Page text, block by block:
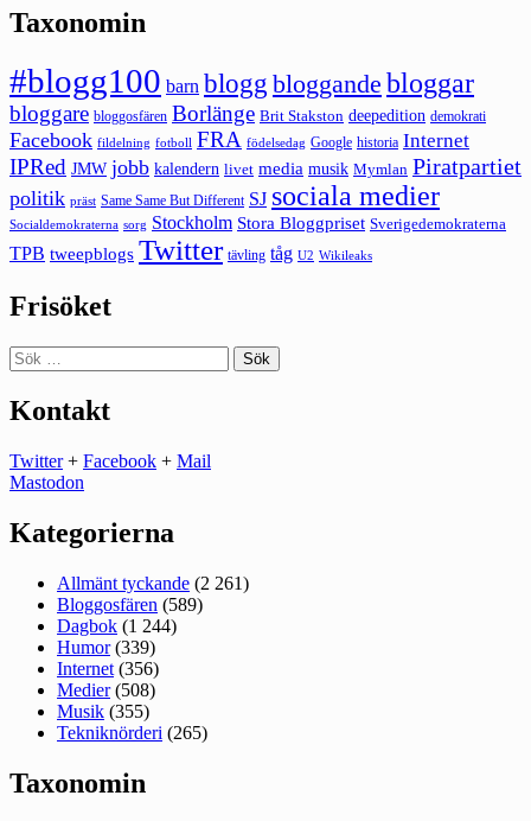
Taxonomin
#blogg100 barn blogg bloggande bloggar
bloggare bloggosfären Borlänge Brit Stakston deepedition demokrati
Facebook fildelning fotboll FRA födelsedag Google historia Internet
IPRed JMW jobb kalendern livet media musik Mymlan Piratpartiet
politik präst Same Same But Different SJ sociala medier
Socialdemokraterna sorg Stockholm Stora Bloggpriset Sverigedemokraterna
TPB tweepblogs Twitter tävling tåg U2 Wikileaks
Frisöket
Sök
efter:
Kontakt
Twitter+ Facebook + Mail
Mastodon
Kategorierna
Allmänt tyckande (2 261)
Bloggosfären (589)
Dagbok (1 244)
Humor(339)
Internet (356)
Medier(508)
Musik (355)
Tekniknörderi (265)
Taxonomin